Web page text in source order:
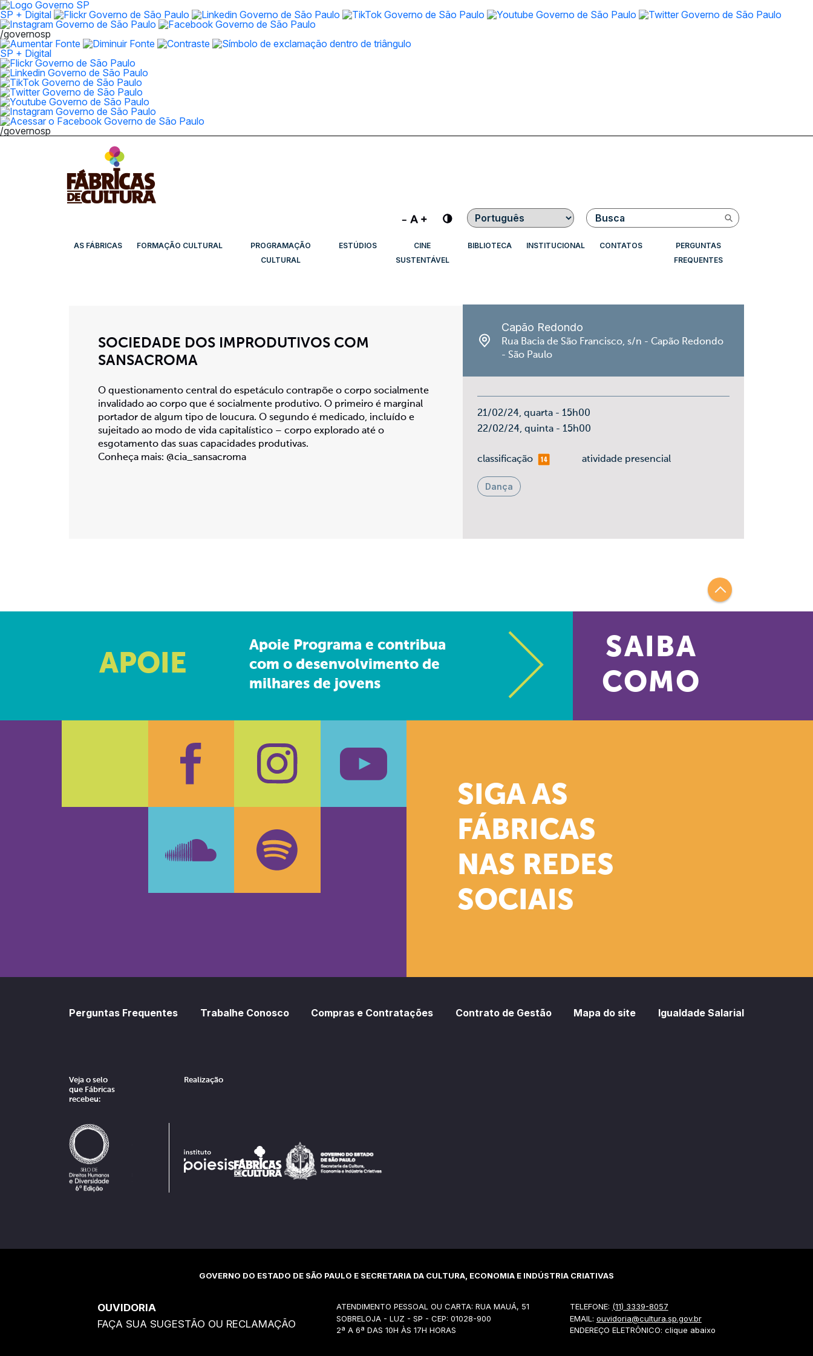
SP + Digital
/governosp
SP + Digital
/governosp
Contraste Buscar
AS FÁBRICAS FORMAÇÃO CULTURAL
PROGRAMAÇÃO
CULTURAL
ESTÚDIOS
CINE
SUSTENTÁVEL
BIBLIOTECA INSTITUCIONAL CONTATOS
PERGUNTAS
FREQUENTES
SOCIEDADE DOS IMPRODUTIVOS COM
SANSACROMA
O questionamento central do espetáculo contrapõe o corpo socialmente
invalidado ao corpo que é socialmente produtivo. O primeiro é marginal
portador de algum tipo de loucura. O segundo é medicado, incluído e
sujeitado ao modo de vida capitalístico – corpo explorado até o
esgotamento das suas capacidades produtivas.
Conheça mais: @cia_sansacroma
Capão Redondo
Rua Bacia de São Francisco, s/n - Capão Redondo
- São Paulo
21/02/24, quarta - 15h00
22/02/24, quinta - 15h00
classificaçãomais 14 atividade presencial
Dança
APOIE
Apoie Programa e contribua
com o desenvolvimento de
milhares de jovens
SAIBA
COMO
SIGA AS
FÁBRICAS
NAS REDES
SOCIAIS
FacebookInstagram
Perguntas Frequentes Trabalhe Conosco Compras e Contratações Contrato de Gestão Mapa do site Igualdade Salarial
Veja o selo
que Fábricas
recebeu:
Realização
GOVERNO DO ESTADO DE SÃO PAULO E SECRETARIA DA CULTURA, ECONOMIA E INDÚSTRIA CRIATIVAS
OUVIDORIA
FAÇA SUA SUGESTÃO OU RECLAMAÇÃO
ATENDIMENTO PESSOAL OU CARTA: RUA MAUÁ, 51
SOBRELOJA - LUZ - SP - CEP: 01028-900
2ª A 6ª DAS 10H ÀS 17H HORAS
TELEFONE: (11) 3339-8057
EMAIL: ouvidoria@cultura.sp.gov.br
ENDEREÇO ELETRÔNICO: clique abaixo